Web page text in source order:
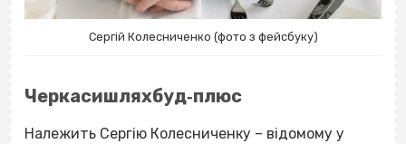
Сергій Колесниченко (фото з фейсбуку)
Черкасишляхбуд‐плюс
Належить Сергію Колесниченку – відомому у